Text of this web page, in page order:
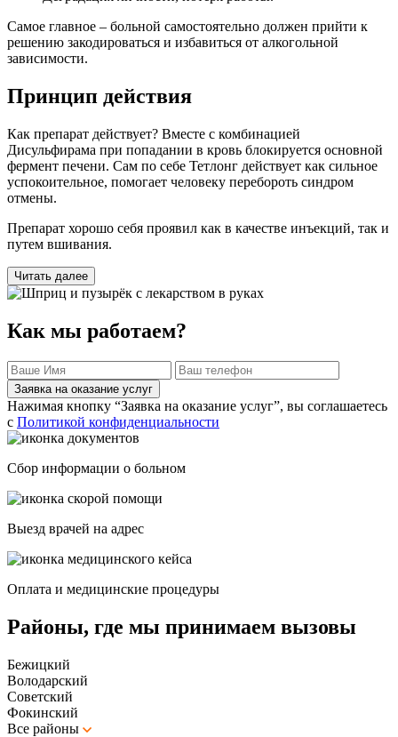
Самое главное – больной самостоятельно должен прийти к
решению закодироваться и избавиться от алкогольной
зависимости.
Принцип действия
Как препарат действует? Вместе с комбинацией
Дисульфирама при попадании в кровь блокируется основной
фермент печени. Сам по себе Тетлонг действует как сильное
успокоительное, помогает человеку перебороть синдром
отмены.
Препарат хорошо себя проявил как в качестве инъекций, так и
путем вшивания.
Читать далее
Как мы работаем?
Заявка на оказание услуг
Нажимая кнопку “Заявка на оказание услуг”, вы соглашаетесь
с Политикой конфиденциальности
Сбор информации о больном
Выезд врачей на адрес
Оплата и медицинские процедуры
Районы, где мы принимаем вызовы
Бежицкий
Володарский
Советский
Фокинский
Все районы